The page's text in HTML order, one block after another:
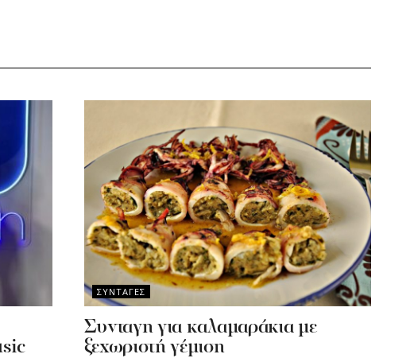
ΣΥΝΤΑΓΕΣ
Συνταγη για καλαμαράκια με
ξεχωριστή γέμιση